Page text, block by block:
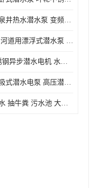
地热温泉井热水潜水泵 变频不锈钢 130直径油泵 高温深井泵 津奥特
津奥特 河道用漂浮式潜水泵 不锈钢泵轴 大口径大流量 产品可定制
316不锈钢异步潜水电机 水冷式 可连续运行 定制功率电压 奥特泵业
立式下吸式潜水电泵 高压潜水排沙泵 大功率 深水施工作业 型号可定制
泥塘排水 抽牛粪 污水池 大口径潜水螺旋离心泵 材质特征 奥特泵业